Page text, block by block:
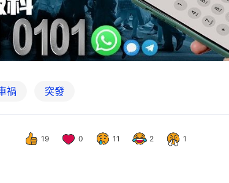
禍 突發
19 0 11 2 1